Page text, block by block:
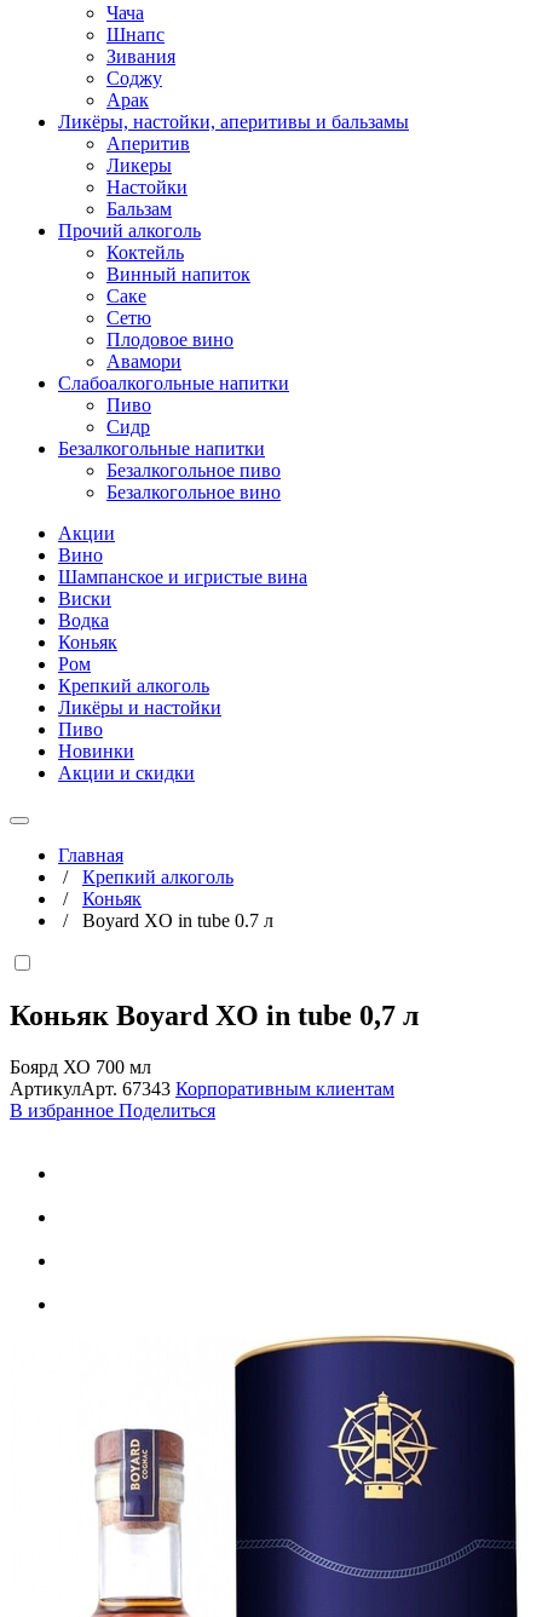
Чача
Шнапс
Зивания
Соджу
Арак
Ликёры, настойки, аперитивы и бальзамы
Аперитив
Ликеры
Настойки
Бальзам
Прочий алкоголь
Коктейль
Винный напиток
Саке
Сетю
Плодовое вино
Авамори
Слабоалкогольные напитки
Пиво
Сидр
Безалкогольные напитки
Безалкогольное пиво
Безалкогольное вино
Акции
Вино
Шампанское и игристые вина
Виски
Водка
Коньяк
Ром
Крепкий алкоголь
Ликёры и настойки
Пиво
Новинки
Акции и скидки
Главная
/ Крепкий алкоголь
/ Коньяк
/ Boyard XO in tube 0.7 л
Коньяк Boyard XO in tube 0,7 л
Боярд ХО 700 мл
АртикулАрт. 67343 Корпоративным клиентам
В избранное Поделиться